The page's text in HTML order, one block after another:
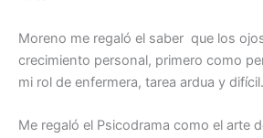
Moreno me regaló el saber que los
crecimiento personal, primero como
mi rol de enfermera, tarea ardua y difícil.
Me regaló el Psicodrama como el arte